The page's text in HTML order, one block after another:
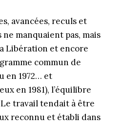
avancées, reculs et
manquaient pas, mais
Libération et encore
commun de
en 1972… et
en 1981), l’équilibre
travail tendait à être
reconnu et établi dans